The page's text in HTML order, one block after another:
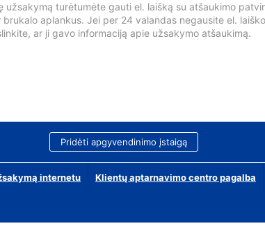
užsakymą turėtumėte gauti el. laišką su atšaukimo
brukalo aplankus. Jei per 24 valandas negausite el.
ar ji gavo informaciją apie užsakymo atšaukimą.
Pridėti apgyvendinimo įstaigą
internetu Klientų aptarnavimo centro pagalba